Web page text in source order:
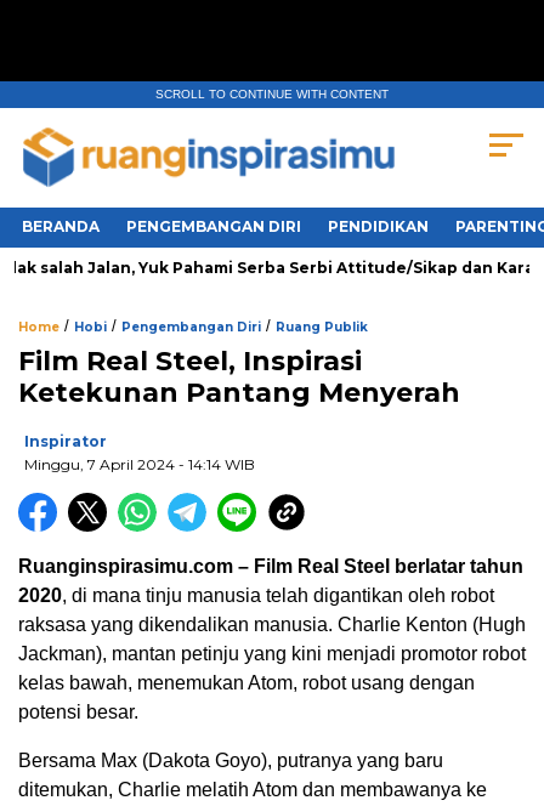
SCROLL TO CONTINUE WITH CONTENT
BERANDA PENGEMBANGAN DIRI PENDIDIKAN
salah Jalan, Yuk Pahami Serba Serbi Attitude/Sikap dan Karakter
Home / Hobi / Pengembangan Diri / Ruang Publik
Film Real Steel, Inspirasi
Ketekunan Pantang Menyerah
Inspirator
Minggu, 7 April 2024 - 14:14 WIB
Ruanginspirasimu.com – Film Real Steel berlatar tahun
2020, di mana tinju manusia telah digantikan oleh robot
raksasa yang dikendalikan manusia. Charlie Kenton (Hugh
Jackman), mantan petinju yang kini menjadi promotor robot
kelas bawah, menemukan Atom, robot usang dengan
potensi besar.
Bersama Max (Dakota Goyo), putranya yang baru
ditemukan, Charlie melatih Atom dan membawanya ke